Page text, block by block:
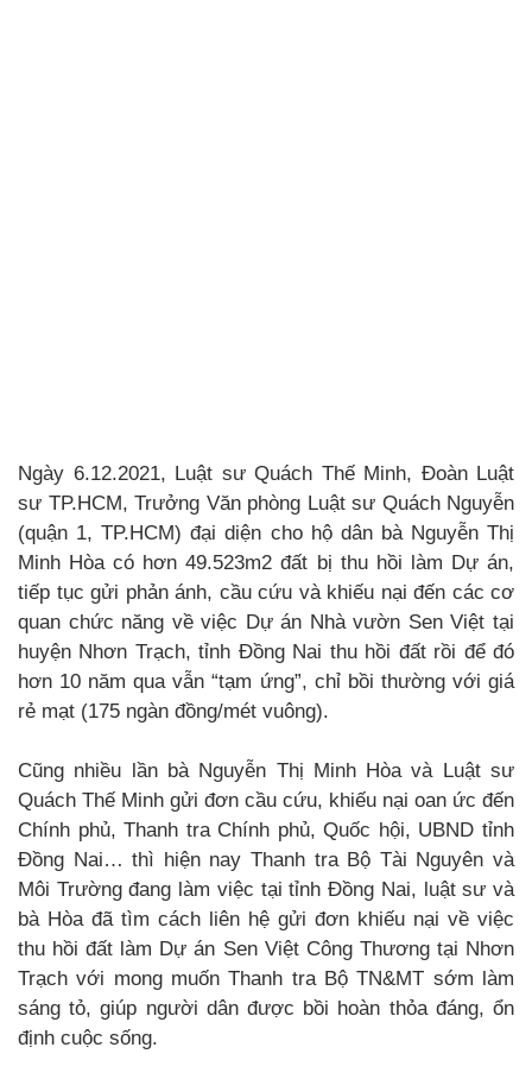
Ngày 6.12.2021, Luật sư Quách Thế Minh, Đoàn Luật
sư TP.HCM, Trưởng Văn phòng Luật sư Quách Nguyễn
(quận 1, TP.HCM) đại diện cho hộ dân bà Nguyễn Thị
Minh Hòa có hơn 49.523m2 đất bị thu hồi làm Dự án,
tiếp tục gửi phản ánh, cầu cứu và khiếu nại đến các cơ
quan chức năng về việc Dự án Nhà vườn Sen Việt tại
huyện Nhơn Trạch, tỉnh Đồng Nai thu hồi đất rồi để đó
hơn 10 năm qua vẫn “tạm ứng”, chỉ bồi thường với giá
rẻ mạt (175 ngàn đồng/mét vuông).
Cũng nhiều lần bà Nguyễn Thị Minh Hòa và Luật sư
Quách Thế Minh gửi đơn cầu cứu, khiếu nại oan ức đến
Chính phủ, Thanh tra Chính phủ, Quốc hội, UBND tỉnh
Đồng Nai… thì hiện nay Thanh tra Bộ Tài Nguyên và
Môi Trường đang làm việc tại tỉnh Đồng Nai, luật sư và
bà Hòa đã tìm cách liên hệ gửi đơn khiếu nại về việc
thu hồi đất làm Dự án Sen Việt Công Thương tại Nhơn
Trạch với mong muốn Thanh tra Bộ TN&MT sớm làm
sáng tỏ, giúp người dân được bồi hoàn thỏa đáng, ổn
định cuộc sống.